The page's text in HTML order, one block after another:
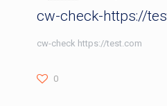
cw-check-https://
cw-check https://test.com
0